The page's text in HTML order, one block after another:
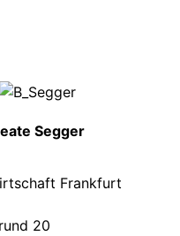
Segger
Frankfurt
20